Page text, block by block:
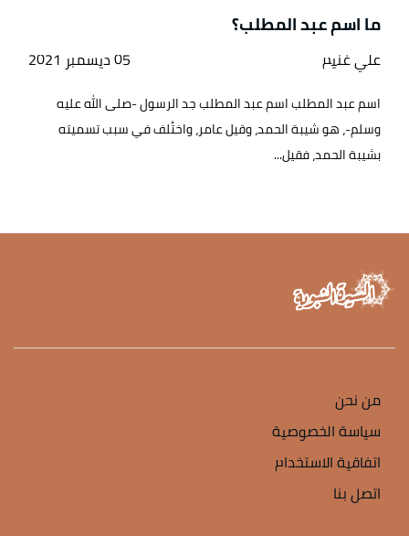
ما اسم عبد المطلب؟
علي غنيم 05 ديسمبر 2021
اسم عبد المطلب اسم عبد المطلب جد الرسول -صلى الله عليه
وسلم-، هو شيبة الحمد، وقيل عامر، واختُلف في سبب تسميته
بشيبة الحمد، فقيل...
من نحن
سياسة الخصوصية
اتفاقية الاستخدام
اتصل بنا